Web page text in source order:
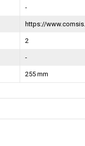
-
https://
2
-
255 mm